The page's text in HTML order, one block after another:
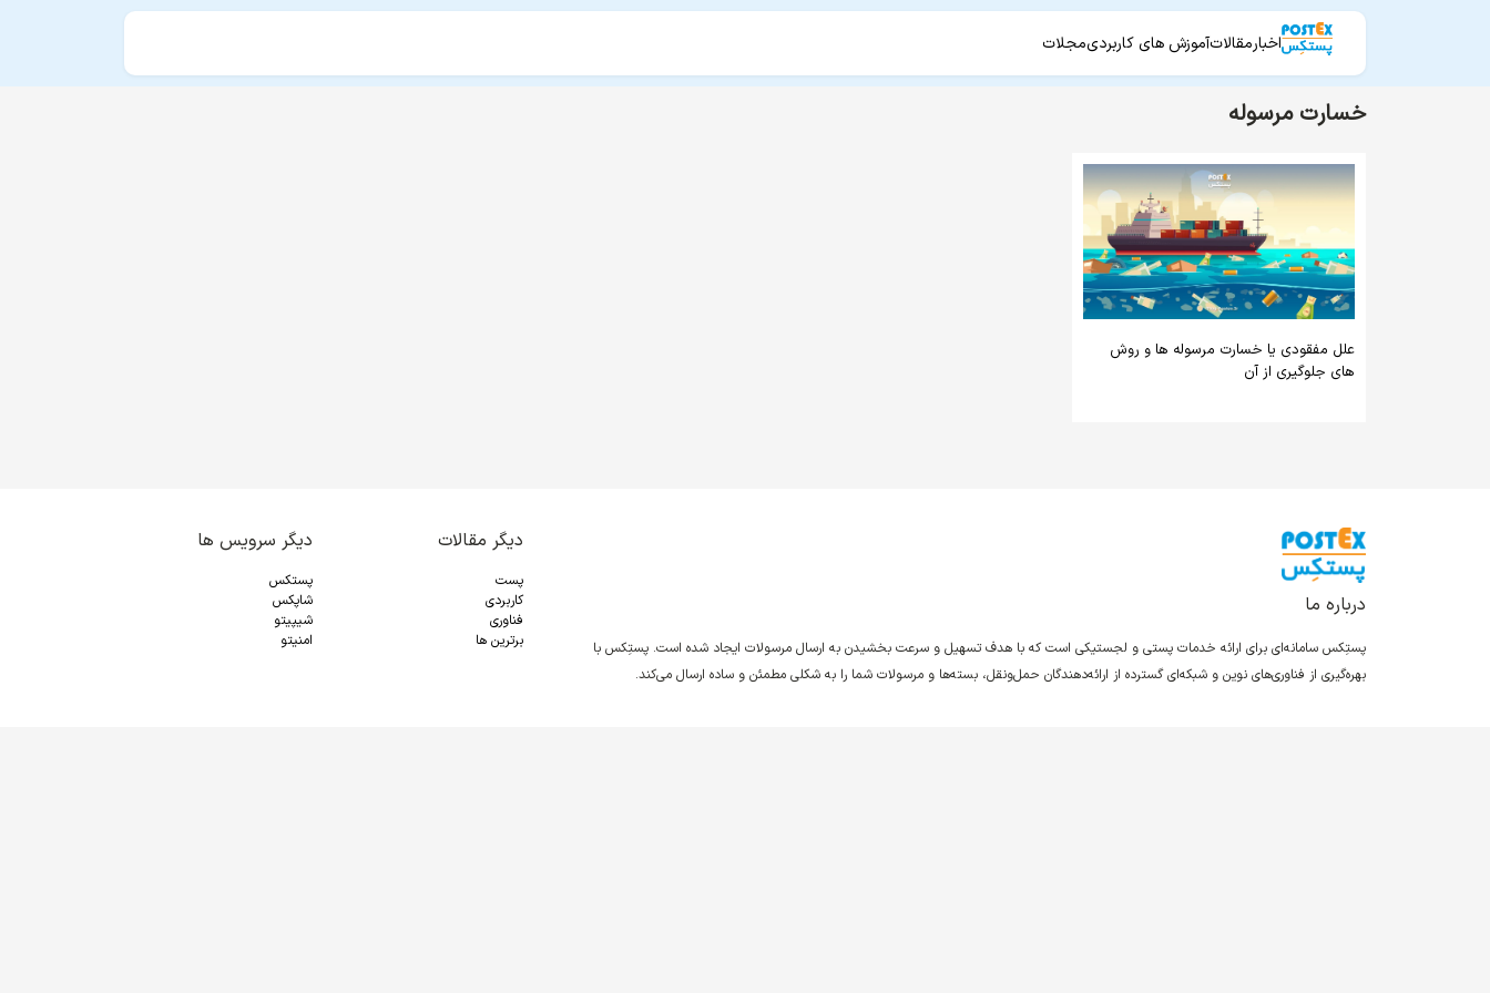
اخبارمقالاتآموزش های کاربردیمجلات
خسارت مرسوله
علل مفقودی یا خسارت مرسوله ها و روش
های جلوگیری از آن
درباره ما
پستِکس سامانه‌ای برای ارائه خدمات پستی و لجستیکی است که با هدف تسهیل و سرعت بخشیدن به ارسال مرسولات ایجاد شده است. پستِکس با
بهره‌گیری از فناوری‌های نوین و شبکه‌ای گسترده از ارائه‌دهندگان حمل‌ونقل، بسته‌ها و مرسولات شما را به شکلی مطمئن و ساده ارسال می‌کند.
دیگر مقالات
پست
کاربردی
فناوری
برترین ها
دیگر سرویس ها
پستکس
شاپکس
شیپیتو
امنیتو